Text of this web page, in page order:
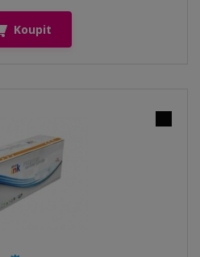
Koupit